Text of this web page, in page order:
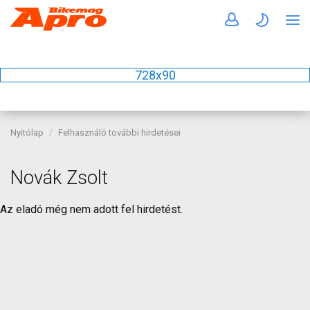
728x90
Nyitólap Felhasználó további hirdetései
Novák Zsolt
Az eladó még nem adott fel hirdetést.